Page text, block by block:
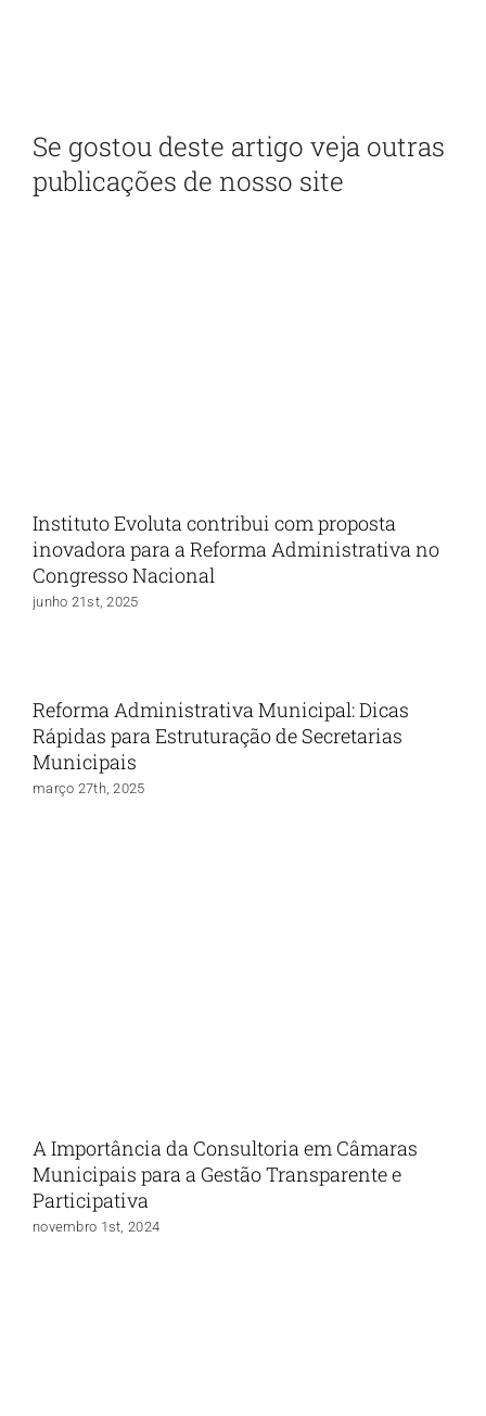
Se gostou deste artigo veja outras
publicações de nosso site
Instituto Evoluta contribui com proposta
inovadora para a Reforma Administrativa no
Congresso Nacional
junho 21st, 2025
Reforma Administrativa Municipal: Dicas
Rápidas para Estruturação de Secretarias
Municipais
março 27th, 2025
A Importância da Consultoria em Câmaras
Municipais para a Gestão Transparente e
Participativa
novembro 1st, 2024